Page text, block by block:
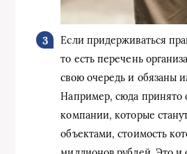
Если придерживаться
то есть перечень
свою очередь и обязаны
Например, сюда принято
компании, которые
объектами, стоимость